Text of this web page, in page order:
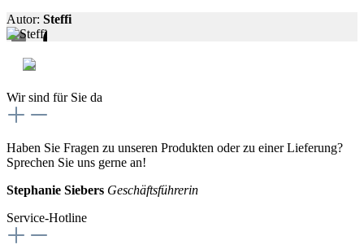
Autor: Steffi
Wir sind für Sie da
Haben Sie Fragen zu unseren Produkten oder zu einer Lieferung?
Sprechen Sie uns gerne an!
Stephanie Siebers Geschäftsführerin
Service-Hotline